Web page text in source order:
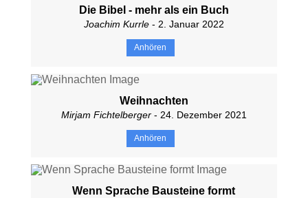
Die Bibel - mehr als ein Buch
Joachim Kurrle- 2. Januar 2022
Anhören
Weihnachten
Mirjam Fichtelberger- 24. Dezember 2021
Anhören
Wenn Sprache Bausteine formt